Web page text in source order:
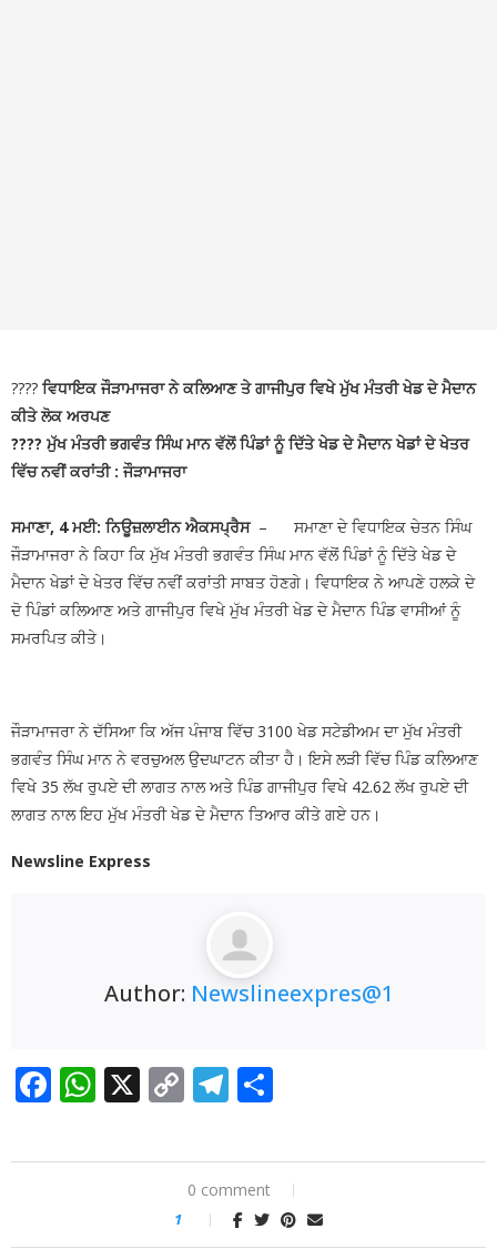
???? ਵਿਧਾਇਕ ਜੌੜਾਮਾਜਰਾ ਨੇ ਕਲਿਆਣ ਤੇ ਗਾਜੀਪੁਰ ਵਿਖੇ ਮੁੱਖ ਮੰਤਰੀ ਖੇਡ ਦੇ ਮੈਦਾਨ
ਕੀਤੇ ਲੋਕ ਅਰਪਣ
???? ਮੁੱਖ ਮੰਤਰੀ ਭਗਵੰਤ ਸਿੰਘ ਮਾਨ ਵੱਲੋਂ ਪਿੰਡਾਂ ਨੂੰ ਦਿੱਤੇ ਖੇਡ ਦੇ ਮੈਦਾਨ ਖੇਡਾਂ ਦੇ ਖੇਤਰ
ਵਿੱਚ ਨਵੀਂ ਕਰਾਂਤੀ : ਜੌੜਾਮਾਜਰਾ
ਸਮਾਣਾ, 4 ਮਈ: ਨਿਊਜ਼ਲਾਈਨ ਐਕਸਪ੍ਰੈਸ– ਸਮਾਣਾ ਦੇ ਵਿਧਾਇਕ ਚੇਤਨ ਸਿੰਘ
ਜੌੜਾਮਾਜਰਾ ਨੇ ਕਿਹਾ ਕਿ ਮੁੱਖ ਮੰਤਰੀ ਭਗਵੰਤ ਸਿੰਘ ਮਾਨ ਵੱਲੋਂ ਪਿੰਡਾਂ ਨੂੰ ਦਿੱਤੇ ਖੇਡ ਦੇ
ਮੈਦਾਨ ਖੇਡਾਂ ਦੇ ਖੇਤਰ ਵਿੱਚ ਨਵੀਂ ਕਰਾਂਤੀ ਸਾਬਤ ਹੋਣਗੇ। ਵਿਧਾਇਕ ਨੇ ਆਪਣੇ ਹਲਕੇ ਦੇ
ਦੋ ਪਿੰਡਾਂ ਕਲਿਆਣ ਅਤੇ ਗਾਜੀਪੁਰ ਵਿਖੇ ਮੁੱਖ ਮੰਤਰੀ ਖੇਡ ਦੇ ਮੈਦਾਨ ਪਿੰਡ ਵਾਸੀਆਂ ਨੂੰ
ਸਮਰਪਿਤ ਕੀਤੇ।
ਜੌੜਾਮਾਜਰਾ ਨੇ ਦੱਸਿਆ ਕਿ ਅੱਜ ਪੰਜਾਬ ਵਿੱਚ 3100 ਖੇਡ ਸਟੇਡੀਅਮ ਦਾ ਮੁੱਖ ਮੰਤਰੀ
ਭਗਵੰਤ ਸਿੰਘ ਮਾਨ ਨੇ ਵਰਚੁਅਲ ਉਦਘਾਟਨ ਕੀਤਾ ਹੈ। ਇਸੇ ਲੜੀ ਵਿੱਚ ਪਿੰਡ ਕਲਿਆਣ
ਵਿਖੇ 35 ਲੱਖ ਰੁਪਏ ਦੀ ਲਾਗਤ ਨਾਲ ਅਤੇ ਪਿੰਡ ਗਾਜੀਪੁਰ ਵਿਖੇ 42.62 ਲੱਖ ਰੁਪਏ ਦੀ
ਲਾਗਤ ਨਾਲ ਇਹ ਮੁੱਖ ਮੰਤਰੀ ਖੇਡ ਦੇ ਮੈਦਾਨ ਤਿਆਰ ਕੀਤੇ ਗਏ ਹਨ।
Newsline Express
Author: Newslineexpres@1
Facebook
WhatsApp
X CopyTelegram
0 comment
1